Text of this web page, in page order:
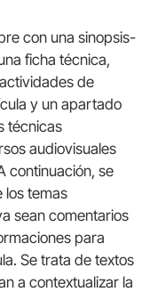
con una sinopsis-
ficha técnica,
de
y un apartado
técnicas
audiovisuales
continuación, se
los temas
sean comentarios
para
Se trata de textos
a contextualizar la